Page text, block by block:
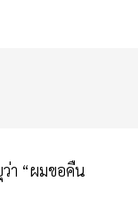
า “ผมขอคืน